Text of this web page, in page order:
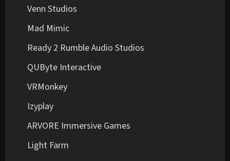
Venn Studios
Mad Mimic
Ready 2 Rumble Audio Studios
QUByte Interactive
VRMonkey
Izyplay
ARVORE Immersive Games
Light Farm